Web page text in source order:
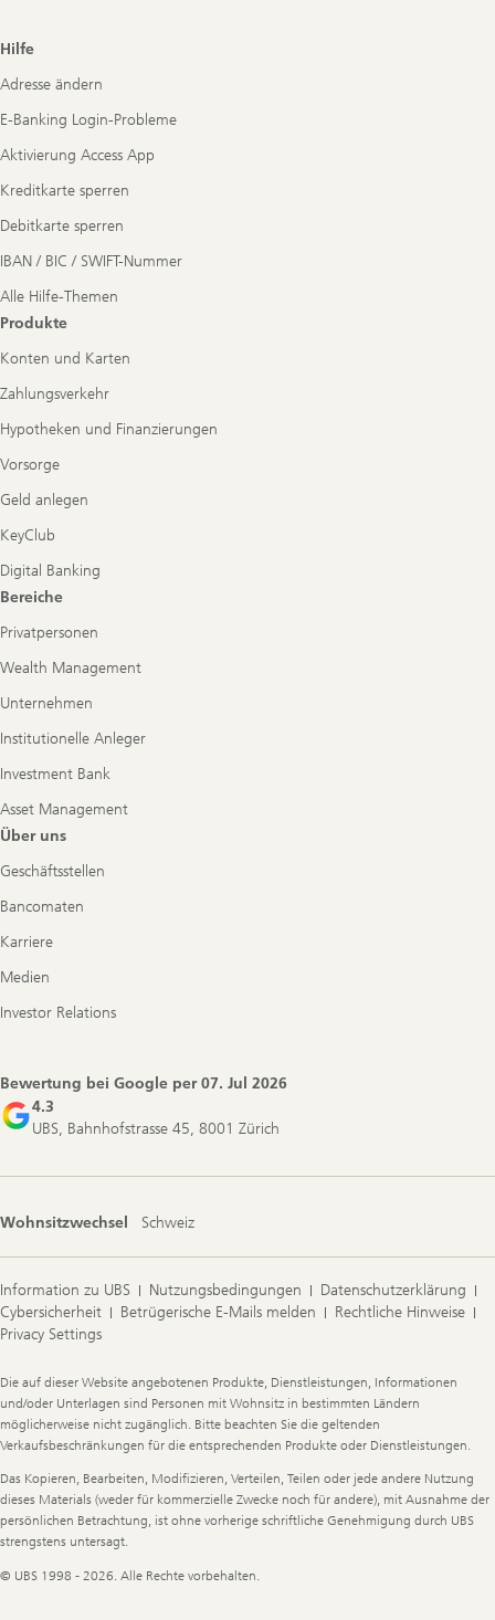
Footer
Hilfe
Adresse ändern
E-Banking Login-Probleme
Aktivierung Access App
Kreditkarte sperren
Debitkarte sperren
IBAN / BIC / SWIFT-Nummer
Alle Hilfe-Themen
Produkte
Konten und Karten
Zahlungsverkehr
Hypotheken und Finanzierungen
Vorsorge
Geld anlegen
KeyClub
Digital Banking
Bereiche
Privatpersonen
Wealth Management
Unternehmen
Institutionelle Anleger
Investment Bank
Asset Management
Über uns
Geschäftsstellen
Bancomaten
Karriere
Medien
Investor Relations
Bewertung bei Google per07. Jul 2026
4.3
UBS, Bahnhofstrasse 45, 8001 Zürich
Wohnsitzwechsel Schweiz
Information zu UBS Nutzungsbedingungen
Datenschutzerklärung
Cybersicherheit
Betrügerische E-Mails melden
Rechtliche Hinweise
Privacy Settings
Legal
Information
Die auf dieser Website angebotenen Produkte, Dienstleistungen, Informationen
und/oder Unterlagen sind Personen mit Wohnsitz in bestimmten Ländern
möglicherweise nicht zugänglich. Bitte beachten Sie die geltenden
Verkaufsbeschränkungen für die entsprechenden Produkte oder Dienstleistungen.
Das Kopieren, Bearbeiten, Modifizieren, Verteilen, Teilen oder jede andere Nutzung
dieses Materials (weder für kommerzielle Zwecke noch für andere), mit Ausnahme der
persönlichen Betrachtung, ist ohne vorherige schriftliche Genehmigung durch UBS
strengstens untersagt.
© UBS 1998 - 2026. Alle Rechte vorbehalten.